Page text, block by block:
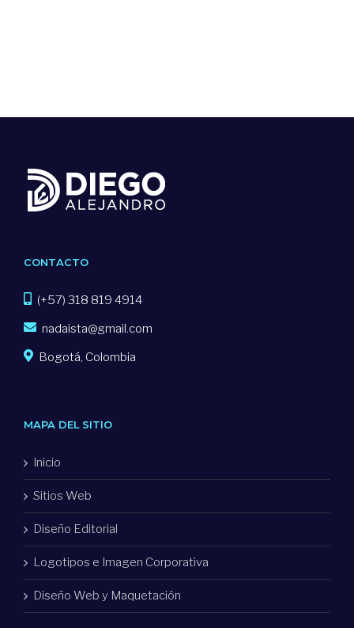
CONTACTO
(+57) 318 819 4914
nadaista@gmail.com
Bogotá, Colombia
MAPA DEL SITIO
Inicio
Sitios Web
Diseño Editorial
Logotipos e Imagen Corporativa
Diseño Web y Maquetación